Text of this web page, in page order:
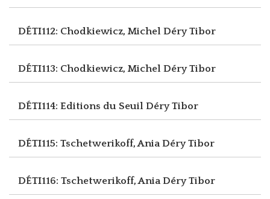
DÉTI112: Chodkiewicz, Michel Déry Tibor
DÉTI113: Chodkiewicz, Michel Déry Tibor
DÉTI114: Editions du Seuil Déry Tibor
DÉTI115: Tschetwerikoff, AniaDéry Tibor
DÉTI116: Tschetwerikoff, AniaDéry Tibor